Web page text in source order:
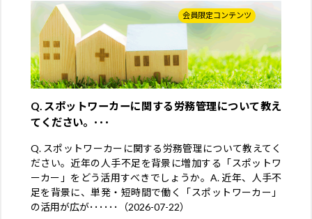
会員限定コンテンツ
Q. スポットワーカーに関する労務管理について教え
てください。･･･
Q. スポットワーカーに関する労務管理について教えてく
ださい。近年の人手不足を背景に増加する「スポットワ
ーカー」をどう活用すべきでしょうか。A. 近年、人手不
足を背景に、単発・短時間で働く「スポットワーカー」
の活用が広が･･････（2026-07-22）